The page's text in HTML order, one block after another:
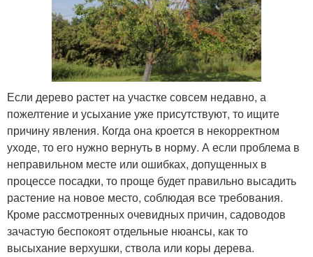
Если дерево растет на участке совсем недавно, а
пожелтение и усыхание уже присутствуют, то ищите
причину явления. Когда она кроется в некорректном
уходе, то его нужно вернуть в норму. А если проблема в
неправильном месте или ошибках, допущенных в
процессе посадки, то проще будет правильно высадить
растение на новое место, соблюдая все требования.
Кроме рассмотренных очевидных причин, садоводов
зачастую беспокоят отдельные нюансы, как то
высыхание верхушки, ствола или коры дерева.